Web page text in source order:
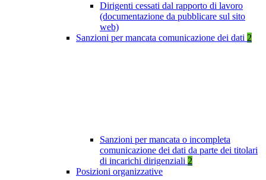
Dirigenti cessati dal rapporto di lavoro
(documentazione da pubblicare sul sito
web)
Sanzioni per mancata comunicazione dei dati 2
Sanzioni per mancata o incompleta
comunicazione dei dati da parte dei titolari
di incarichi dirigenziali 2
Posizioni organizzative